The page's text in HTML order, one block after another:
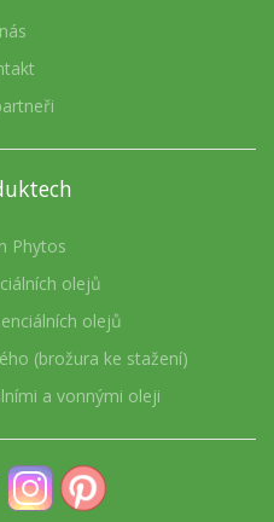
Phytos
olejů
olejů
(brožura ke stažení)
a vonnými oleji